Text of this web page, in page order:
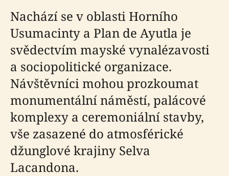
Nachází se v oblasti Horního
Usumacinty a Plan de Ayutla je
svědectvím mayské vynalézavosti
a sociopolitické organizace.
Návštěvníci mohou prozkoumat
monumentální náměstí, palácové
komplexy a ceremoniální stavby,
vše zasazené do atmosférické
džunglové krajiny Selva
Lacandona.